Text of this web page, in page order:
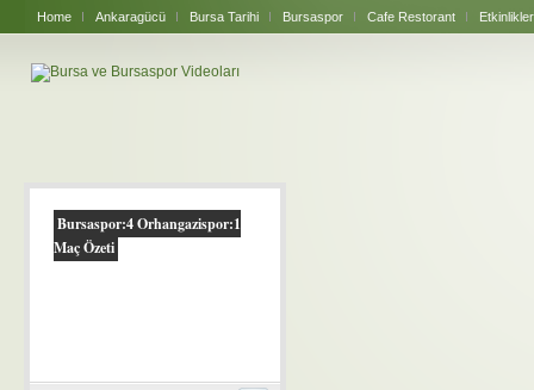
Home Ankaragücü Bursa Tarihi Bursaspor Cafe Restorant Etkinlikler
Bursaspor:4 Orhangazispor:1
Maç Özeti